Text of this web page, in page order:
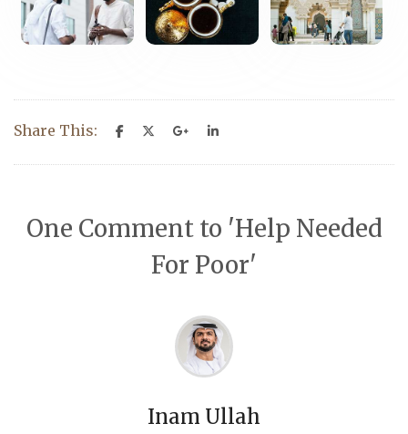
Share This:
One Comment to 'Help Needed
For Poor'
Inam Ullah